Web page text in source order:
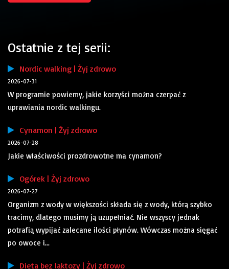
Ostatnie z tej serii:
Nordic walking | Żyj zdrowo
2026-07-31
W programie powiemy, jakie korzyści można czerpać z
uprawiania nordic walkingu.
Cynamon | Żyj zdrowo
2026-07-28
Jakie właściwości prozdrowotne ma cynamon?
Ogórek | Żyj zdrowo
2026-07-27
Organizm z wody w większości składa się z wody, którą szybko
tracimy, dlatego musimy ją uzupełniać. Nie wszyscy jednak
potrafią wypijać zalecane ilości płynów. Wówczas można sięgać
po owoce i...
Dieta bez laktozy | Żyj zdrowo